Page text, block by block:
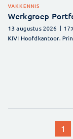
VAKKENNIS
Werkgroep
13 augustus 2026
KIVI Hoofdkantoor.
1